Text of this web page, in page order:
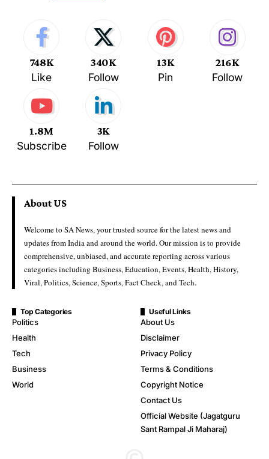
748K
Like
340K
Follow
13K
Pin
216K
Follow
1.8M
Subscribe
3K
Follow
About US
Welcome to SA News, your trusted source for the latest news and
updates from India and around the world. Our mission is to provide
comprehensive, unbiased, and accurate reporting across various
categories including Business, Education, Events, Health, History,
Viral, Politics, Science, Sports, Fact Check, and Tech.
Top Categories
Politics
Health
Tech
Business
World
Useful Links
About Us
Disclaimer
Privacy Policy
Terms & Conditions
Copyright Notice
Contact Us
Official Website (Jagatguru
Sant Rampal Ji Maharaj)